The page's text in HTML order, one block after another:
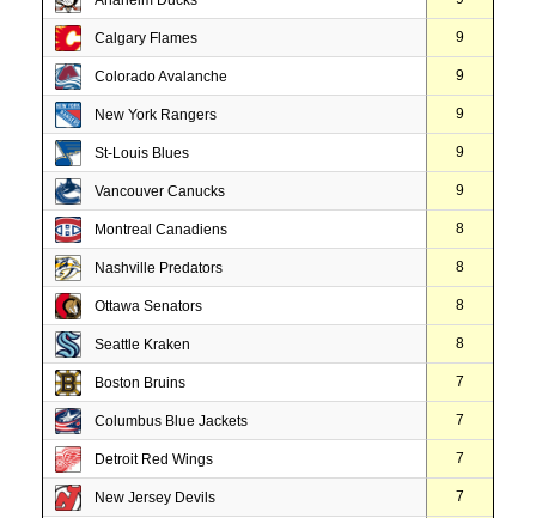
Calgary Flames 9
Colorado Avalanche 9
New York Rangers 9
St-Louis Blues 9
Vancouver Canucks 9
Montreal Canadiens 8
Nashville Predators 8
Ottawa Senators 8
Seattle Kraken 8
Boston Bruins 7
Columbus Blue Jackets 7
Detroit Red Wings 7
New Jersey Devils 7